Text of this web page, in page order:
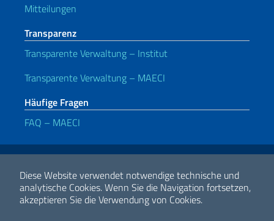
Diese Website verwendet notwendige technische und
analytische Cookies.Wenn Sie die Navigation fortsetzen,
akzeptieren Sie die Verwendung von Cookies.
Mitteilungen
Transparenz
Transparente Verwaltung – Institut
Transparente Verwaltung – MAECI
Häufige Fragen
FAQ – MAECI
Nützliche Links